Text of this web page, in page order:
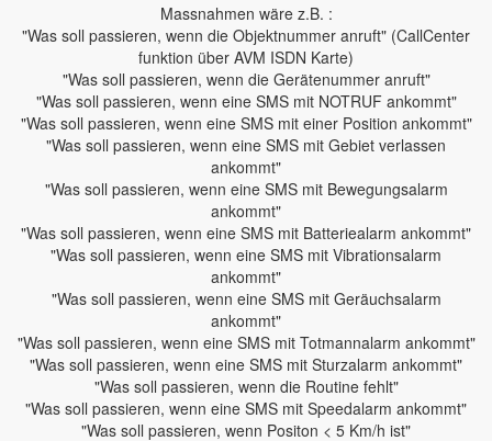
Massnahmen wäre z.B. :
"Was soll passieren, wenn die Objektnummer anruft" (CallCenter
funktion über AVM ISDN Karte)
"Was soll passieren, wenn die Gerätenummer anruft"
"Was soll passieren, wenn eine SMS mit NOTRUF ankommt"
"Was soll passieren, wenn eine SMS mit einer Position ankommt"
"Was soll passieren, wenn eine SMS mit Gebiet verlassen
ankommt"
"Was soll passieren, wenn eine SMS mit Bewegungsalarm
ankommt"
"Was soll passieren, wenn eine SMS mit Batteriealarm ankommt"
"Was soll passieren, wenn eine SMS mit Vibrationsalarm
ankommt"
"Was soll passieren, wenn eine SMS mit Geräuchsalarm
ankommt"
"Was soll passieren, wenn eine SMS mit Totmannalarm ankommt"
"Was soll passieren, wenn eine SMS mit Sturzalarm ankommt"
"Was soll passieren, wenn die Routine fehlt"
"Was soll passieren, wenn eine SMS mit Speedalarm ankommt"
"Was soll passieren, wenn Positon < 5 Km/h ist"